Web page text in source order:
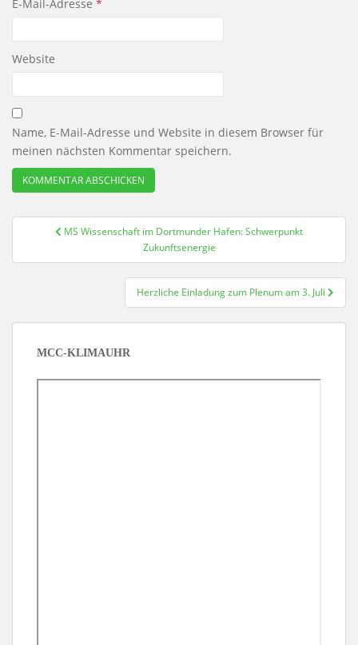
E-Mail-Adresse *
Website
Name, E-Mail-Adresse und Website in diesem Browser für
meinen nächsten Kommentar speichern.
Beitragsnavigation
MS Wissenschaft im Dortmunder Hafen: Schwerpunkt
Zukunftsenergie
Herzliche Einladung zum Plenum am 3. Juli
MCC-KLIMAUHR